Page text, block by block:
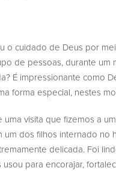
o cuidado de Deus por
de pessoas, durante um
É impressionante como
forma especial, nestes
visita que fizemos a
um dos filhos internado no
delicada. Foi
para encorajar,